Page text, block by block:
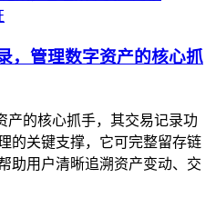
，管理数字资产的核心抓
产的核心抓手，其交易记录功
的关键支撑，它可完整留存链
助用户清晰追溯资产变动、交